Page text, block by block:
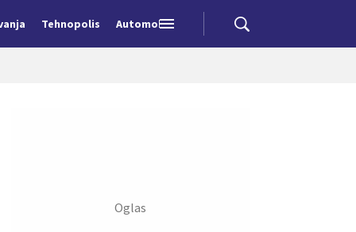
Tehnopolis Automobili